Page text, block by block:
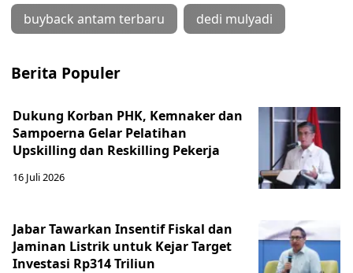
buyback antam terbaru dedi mulyadi
Berita Populer
Dukung Korban PHK, Kemnaker dan
Sampoerna Gelar Pelatihan
Upskilling dan Reskilling Pekerja
16 Juli 2026
Jabar Tawarkan Insentif Fiskal dan
Jaminan Listrik untuk Kejar Target
Investasi Rp314 Triliun